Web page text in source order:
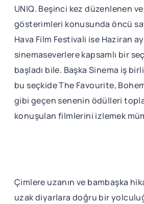
UNIQ. Beşinci kez düzenlenen ve
gösterimleri konusunda öncü
Hava Film Festivali ise Haziran
sinemaseverlere kapsamlı bir
başladı bile. Başka Sinema iş
bu seçkide The Favourite,
gibi geçen senenin ödülleri
konuşulan filmlerini izlemek
Çimlere uzanın ve bambaşka
uzak diyarlara doğru bir